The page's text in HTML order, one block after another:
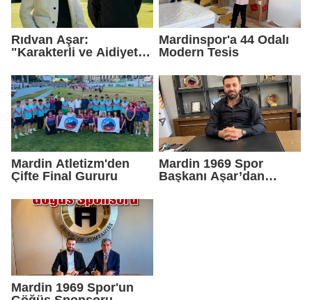
Rıdvan Aşar:
"Karakterli ve Aidiyet
Kadro Kuruyoruz"
Mardinspor'a 44 Odalı
Modern Tesis
Mardin Atletizm'den
Çifte Final Gururu
Mardin 1969 Spor
Başkanı Aşar’dan
Mardin 1969 Spor'un